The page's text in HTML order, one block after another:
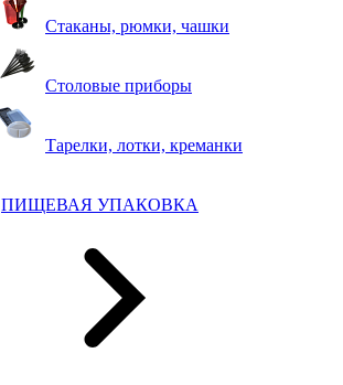
Стаканы, рюмки, чашки
Столовые приборы
Тарелки, лотки, креманки
ПИЩЕВАЯ УПАКОВКА